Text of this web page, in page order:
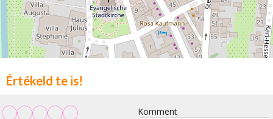
Értékeld te is!
Komment